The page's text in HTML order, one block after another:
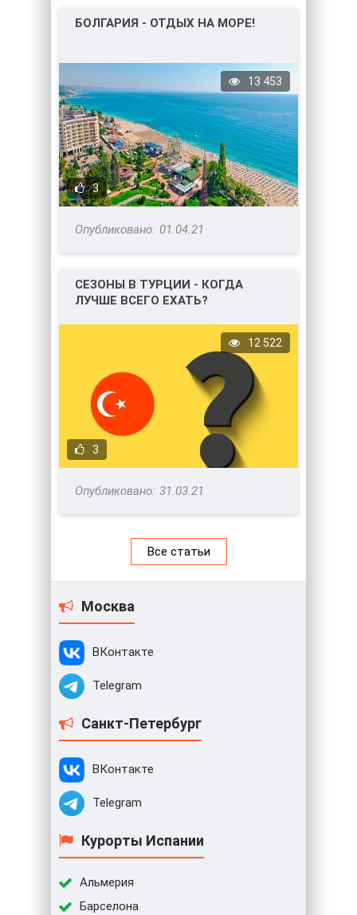
БОЛГАРИЯ - ОТДЫХ НА МОРЕ!
3
13 453
01.04.21
СЕЗОНЫ В ТУРЦИИ - КОГДА
ЛУЧШЕ ВСЕГО ЕХАТЬ?
3
12 522
31.03.21
Все статьи
Москва
ВКонтакте
Telegram
Санкт-Петербург
ВКонтакте
Telegram
Курорты Испании
Альмерия
Барселона